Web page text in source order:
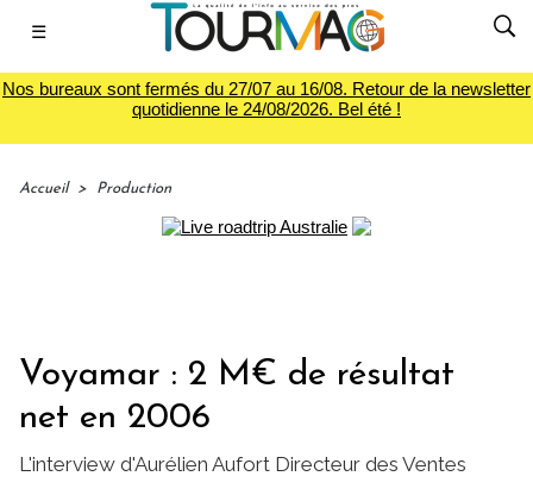
☰
Nos bureaux sont fermés du 27/07 au 16/08. Retour de la newsletter
quotidienne le 24/08/2026. Bel été !
Accueil > Production
Voyamar : 2 M€ de résultat
net en 2006
L'interview d'Aurélien Aufort Directeur des Ventes